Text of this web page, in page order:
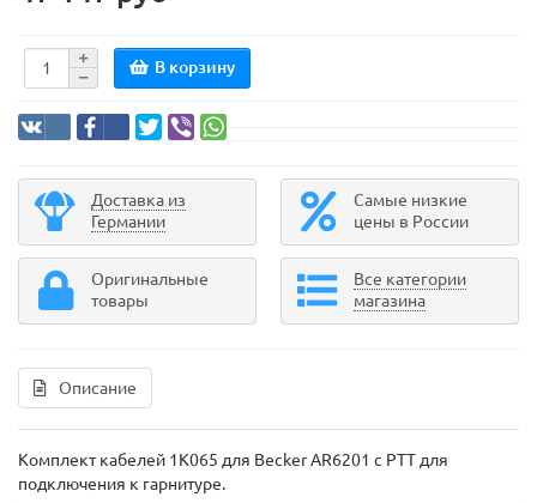
В корзину
Доставка из
Германии
Самые низкие
цены в России
Оригинальные
товары
Все категории
магазина
Описание
Комплект кабелей 1K065 для Becker AR6201 с PTT для
подключения к гарнитуре.